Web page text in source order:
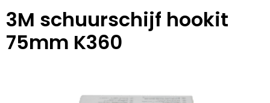
3M schuurschijf hookit
75mm K360